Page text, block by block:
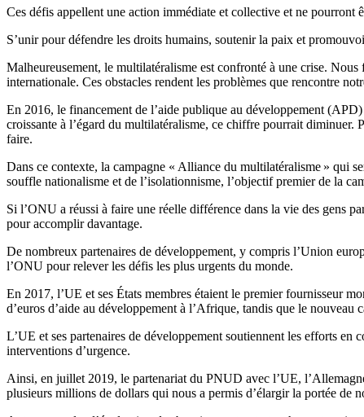
Ces défis appellent une action immédiate et collective et ne pourront
S’unir pour défendre les droits humains, soutenir la paix et
Malheureusement, le multilatéralisme est confronté à une crise.
internationale. Ces obstacles rendent les problèmes que rencontre
En 2016, le financement de l’aide publique au développement
croissante à l’égard du multilatéralisme, ce chiffre pourrait diminuer.
faire.
Dans ce contexte, la campagne « Alliance du multilatéralisme » qui
souffle nationalisme et de l’isolationnisme, l’objectif premier de la
Si l’ONU a réussi à faire une réelle différence dans la vie des gens
pour accomplir davantage.
De nombreux partenaires de développement, y compris l’Union
l’ONU pour relever les défis les plus urgents du monde.
En 2017, l’UE et ses États membres étaient le premier fournisseur
d’euros d’aide au développement à l’Afrique, tandis que le
L’UE et ses partenaires de développement soutiennent les efforts en
interventions d’urgence.
Ainsi, en juillet 2019, le partenariat du PNUD avec l’UE,
plusieurs millions de dollars qui nous a permis d’élargir la portée de